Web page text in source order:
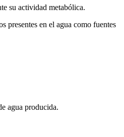
su actividad metabólica.
presentes en el agua como fuentes
agua producida.